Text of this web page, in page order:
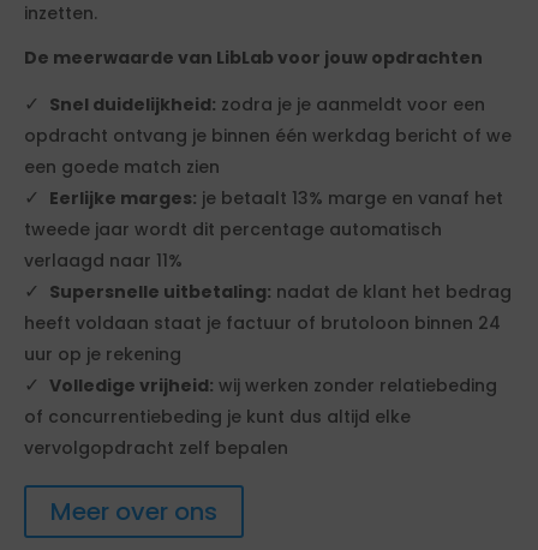
inzetten.
De meerwaarde van LibLab voor jouw opdrachten
Snel duidelijkheid: zodra je je aanmeldt voor een
opdracht ontvang je binnen één werkdag bericht of we
een goede match zien
Eerlijke marges: je betaalt 13% marge en vanaf het
tweede jaar wordt dit percentage automatisch
verlaagd naar 11%
Supersnelle uitbetaling: nadat de klant het bedrag
heeft voldaan staat je factuur of brutoloon binnen 24
uur op je rekening
Volledige vrijheid: wij werken zonder relatiebeding
of concurrentiebeding je kunt dus altijd elke
vervolgopdracht zelf bepalen
Meer over ons